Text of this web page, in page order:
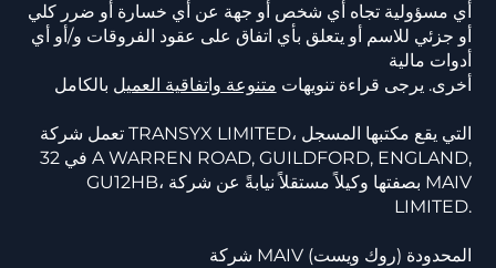
أي مسؤولية تجاه أي شخص أو جهة عن أي خسارة أو ضرر كلي
أو جزئي للاسم أو يتعلق بأي اتفاق على عقود الفروقات و/أو أي
أدوات مالية
أخرى. يرجى قراءة تنويهات متنوعة واتفاقية العميل بالكامل
تعمل شركة TRANSYX LIMITED، التي يقع مكتبها المسجل
في 32 A WARREN ROAD, GUILDFORD, ENGLAND,
GU12HB، بصفتها وكيلاً مستقلاً نيابةً عن شركة MAIV
LIMITED.
شركة MAIV المحدودة (روك ويست)